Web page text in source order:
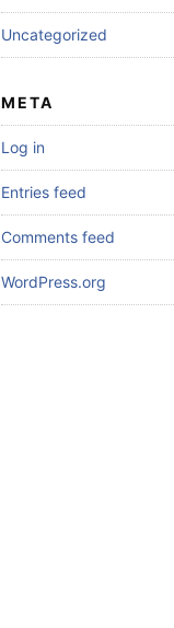
Uncategorized
META
Log in
Entries feed
Comments feed
WordPress.org